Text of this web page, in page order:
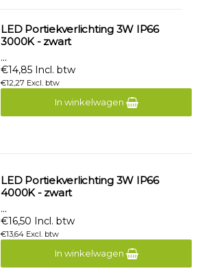
LED Portiekverlichting 3W IP66
3000K - zwart
...
€14,85 Incl. btw
€12,27 Excl. btw
In winkelwagen
LED Portiekverlichting 3W IP66
4000K - zwart
...
€16,50 Incl. btw
€13,64 Excl. btw
In winkelwagen